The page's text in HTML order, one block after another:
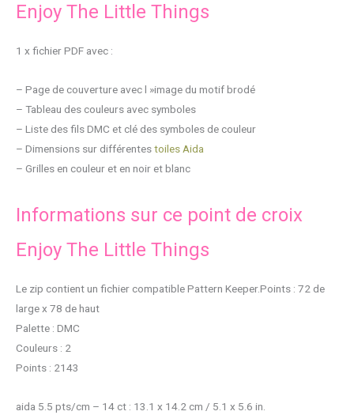
Enjoy The Little Things
1 x fichier PDF avec :
– Page de couverture avec l »image du motif brodé
– Tableau des couleurs avec symboles
– Liste des fils DMC et clé des symboles de couleur
– Dimensions sur différentestoiles Aida
– Grilles en couleur et en noir et blanc
Informations sur ce point de croix
Enjoy The Little Things
Le zip contient un fichier compatible Pattern Keeper.Points : 72 de
large x 78 de haut
Palette : DMC
Couleurs : 2
Points : 2143
aida 5.5 pts/cm – 14 ct : 13.1 x 14.2 cm / 5.1 x 5.6 in.